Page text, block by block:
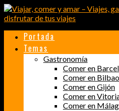
Portada
Temas
Gastronomía
Comer en
Comer en Bilbao
Comer en Gijón
Comer en
Comer en